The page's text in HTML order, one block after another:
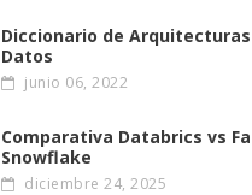
Diccionario de
Datos
junio 06, 2022
Comparativa Databrics vs
Snowflake
diciembre 24, 2025